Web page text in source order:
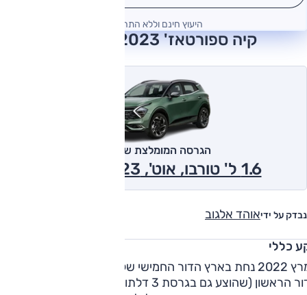
היעוץ חינם וללא התחייבות
קיה ספורטאז' 2023 חוות דעת
נבדק על ידיאוהד אלגוב
הגרסה המומלצת של אוטו
1.6 ל' טורבו, אוט', Urban 2023
כללי
במרץ 2022 נחת בארץ הדור החמישי של הספורטאז'. לראשונה
הדור הראשון (שהוצע גם בגרסת 3 דלתות), ספורטאז' חוזר להציע